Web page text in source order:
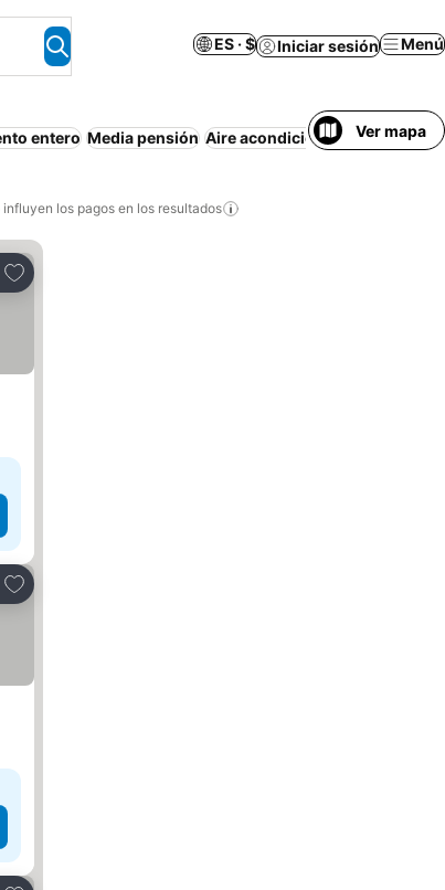
ES · $ Iniciar sesión Menú
entero Media pensión Aire acondicionado Ver mapa
influyen los pagos en los resultados
Añadir a favoritos
Añadir a favoritos